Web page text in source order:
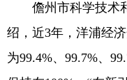
儋州市科学技术和
绍，近3年，洋浦经
为99.4%、99.7%、